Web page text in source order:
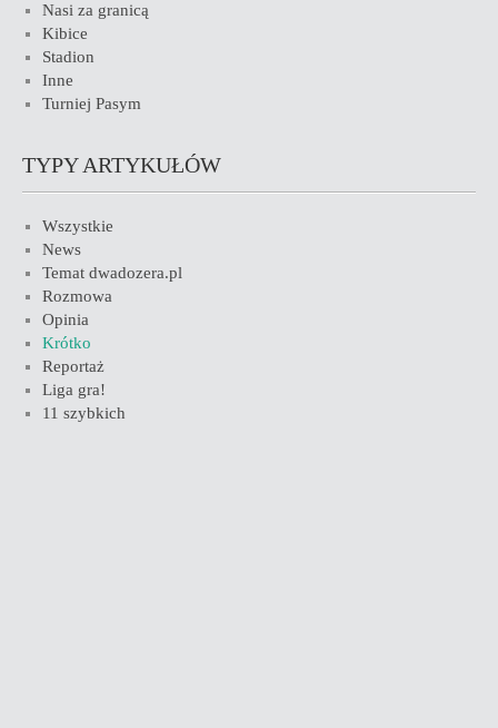
Nasi za granicą
Kibice
Stadion
Inne
Turniej Pasym
TYPY ARTYKUŁÓW
Wszystkie
News
Temat dwadozera.pl
Rozmowa
Opinia
Krótko
Reportaż
Liga gra!
11 szybkich